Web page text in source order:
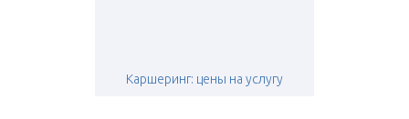
Каршеринг: цены на услугу